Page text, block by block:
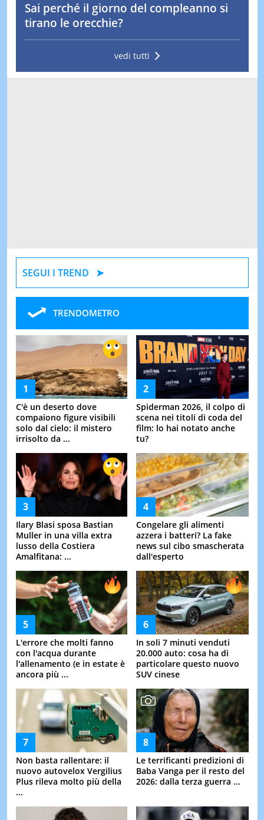
Sai perché il giorno del compleanno si
tirano le orecchie?
vedi tutti
SEGUI I TREND
TRENDOMETRO
C'è un deserto dove
compaiono figure visibili
solo dal cielo: il mistero
irrisolto da ...
Spiderman 2026, il colpo di
scena nei titoli di coda del
film: lo hai notato anche
tu?
Ilary Blasi sposa Bastian
Muller in una villa extra
lusso della Costiera
Amalfitana: ...
Congelare gli alimenti
azzera i batteri? La fake
news sul cibo smascherata
dall'esperto
L'errore che molti fanno
con l'acqua durante
l'allenamento (e in estate è
ancora più ...
In soli 7 minuti venduti
20.000 auto: cosa ha di
particolare questo nuovo
SUV cinese
Non basta rallentare: il
nuovo autovelox Vergilius
Plus rileva molto più della
...
Le terrificanti predizioni di
Baba Vanga per il resto del
2026: dalla terza guerra ...